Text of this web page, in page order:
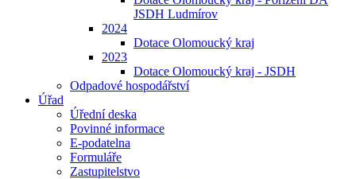
JSDH Ludmírov
2024
Dotace Olomoucký kraj
2023
Dotace Olomoucký kraj - JSDH
Odpadové hospodářství
Úřad
Úřední deska
Povinné informace
E-podatelna
Formuláře
Zastupitelstvo